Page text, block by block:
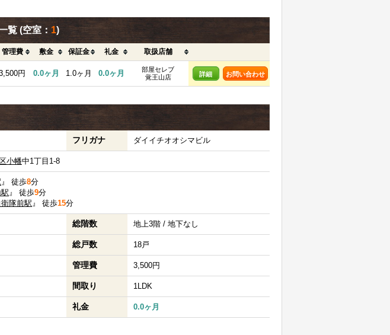
覧 (空室： 1)
管理費 敷金 保証金 礼金 取扱店舗
円 0.0ヶ月 1.0ヶ月 0.0ヶ月
部屋セレブ
覚王山店
詳細 お問い合わせ
フリガナ ダイイチオオシマビル
小幡中1丁目1-8
』 徒歩8分
』 徒歩9分
隊前駅』 徒歩15分
総階数 地上3階 / 地下なし
総戸数 18戸
管理費 3,500円
間取り 1LDK
礼金 0.0ヶ月